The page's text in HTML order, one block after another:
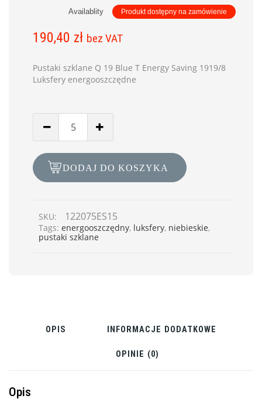
Availablity Produkt dostępny na zamówienie
190,40 zł bez VAT
Pustaki szklane Q 19 Blue T Energy Saving 1919/8
Luksfery energooszczędne
DODAJ DO KOSZYKA
SKU: 122075ES15
Tags: energooszczędny, luksfery, niebieskie,
pustaki szklane
OPIS INFORMACJE DODATKOWE
OPINIE (0)
Opis